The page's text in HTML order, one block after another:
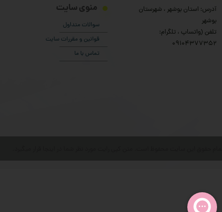
منوی سایت
سوالات متداول
قوانین و مقررات سایت
تماس با ما
آدرس: استان بوشهر ، شهرستان
بوشهر
تلفن (واتساپ ، تلگرام:
۰9104377352